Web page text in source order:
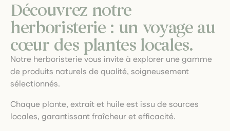
Découvrez notre
herboristerie : un voyage au
cœur des plantes locales.
Notre herboristerie vous invite à explorer une gamme
de produits naturels de qualité, soigneusement
sélectionnés.
Chaque plante, extrait et huile est issu de sources
locales, garantissant fraîcheur et efficacité.